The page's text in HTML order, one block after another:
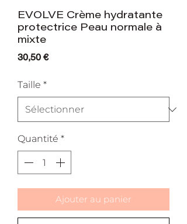
EVOLVE Crème hydratante
protectrice Peau normale à
mixte
30,50 €Prix
Taille *
Quantité *
Ajouter au panier